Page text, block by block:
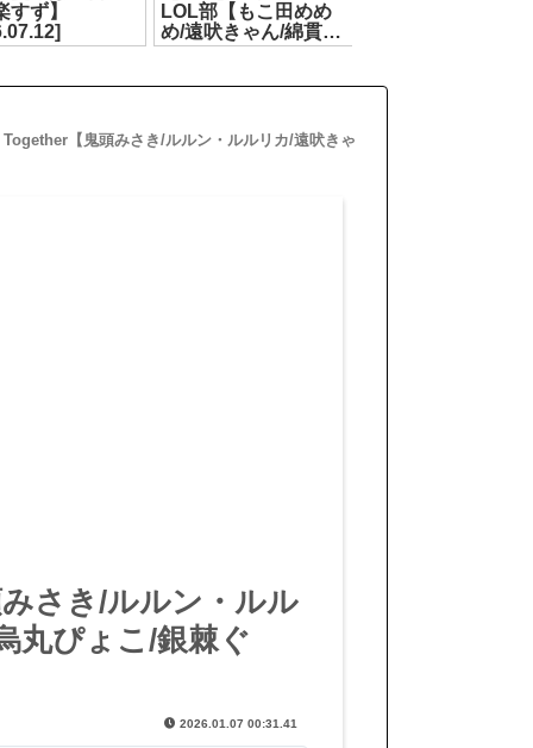
すず】
LOL部【もこ田めめ
め/遠吠きゃん/綿貫ね
ぐせ/彩歌すいれん】
C108】
【鬼頭みさき/ルルン・ルルリカ/遠吠きゃ
さき/ルルン・ルル
丸ぴょこ/銀棘ぐ
2026.01.07 00:31.41